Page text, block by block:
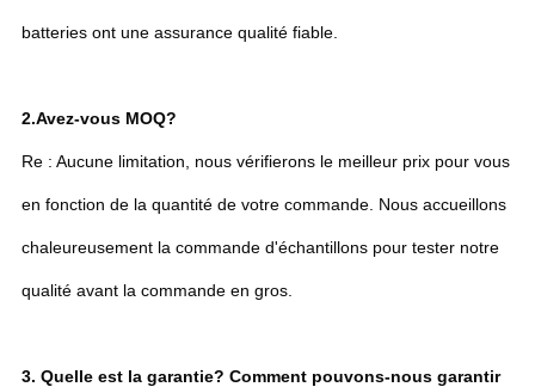
batteries ont une assurance qualité fiable.
2.Avez-vous MOQ?
Re : Aucune limitation, nous vérifierons le meilleur prix pour vous
en fonction de la quantité de votre commande. Nous accueillons
chaleureusement la commande d'échantillons pour tester notre
qualité avant la commande en gros.
3. Quelle est la garantie? Comment pouvons-nous garantir